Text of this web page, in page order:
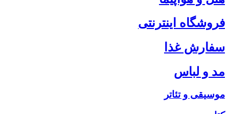
فروشگاه اینترنتی
سفارش غذا
مد و لباس
موسیقی و تئاتر